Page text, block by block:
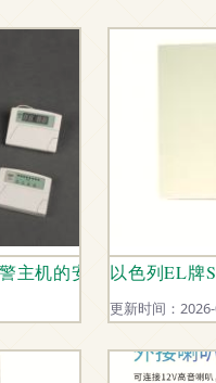
主机的安心守护，让安
以色列EL牌
更新时间：